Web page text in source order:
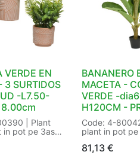
VERDE EN
3 SURTIDOS
-L7.50-
| Plant
in pot pe 3ass
pot |
BANANERO
MACETA -
VERDE -
H120CM -
Code: 4-
plant in pot
Size: dia60-
81,13 €